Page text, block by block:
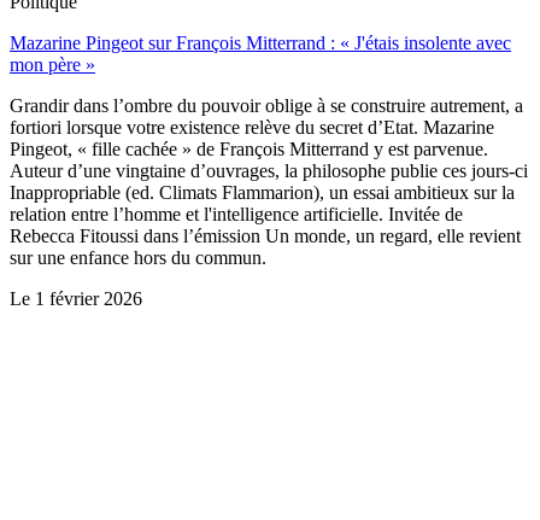
Mazarine Pingeot sur François Mitterrand : « J'étais insolente avec
mon père »
Grandir dans l’ombre du pouvoir oblige à se construire autrement, a
fortiori lorsque votre existence relève du secret d’Etat. Mazarine
Pingeot, « fille cachée » de François Mitterrand y est parvenue.
Auteur d’une vingtaine d’ouvrages, la philosophe publie ces jours-ci
Inappropriable (ed. Climats Flammarion), un essai ambitieux sur la
relation entre l’homme et l'intelligence artificielle. Invitée de
Rebecca Fitoussi dans l’émission Un monde, un regard, elle revient
sur une enfance hors du commun.
Le 1 février 2026